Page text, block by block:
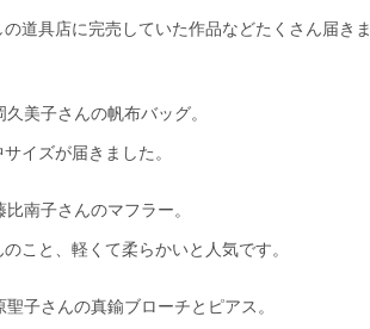
道具店に完売していた作品などたくさん届きま
久美子さんの帆布バッグ。
イズが届きました。
比南子さんのマフラー。
こと、軽くて柔らかいと人気です。
聖子さんの真鍮ブローチとピアス。